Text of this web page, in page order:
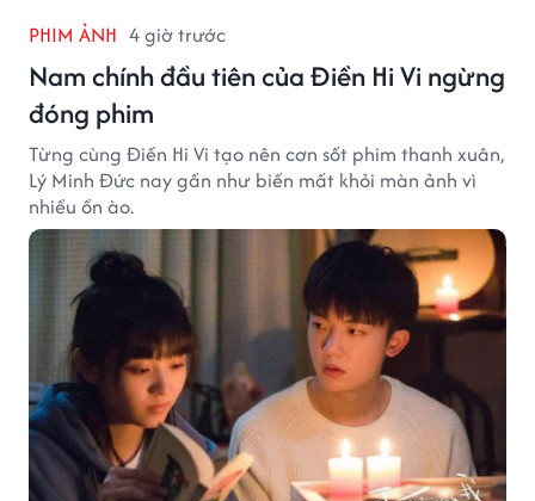
PHIM ẢNH 4 giờ trước
Nam chính đầu tiên của Điền Hi Vi ngừng
đóng phim
Từng cùng Điền Hi Vi tạo nên cơn sốt phim thanh xuân,
Lý Minh Đức nay gần như biến mất khỏi màn ảnh vì
nhiều ồn ào.